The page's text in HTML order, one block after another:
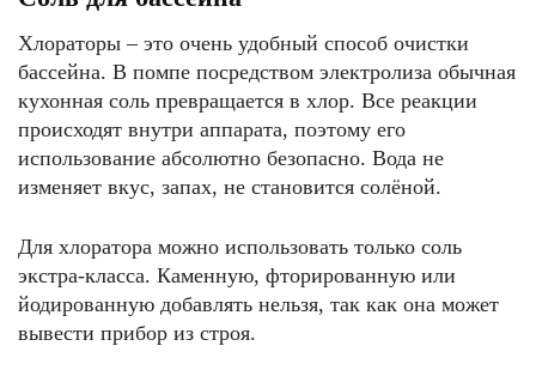
Хлораторы – это очень удобный способ очистки
бассейна. В помпе посредством электролиза обычная
кухонная соль превращается в хлор. Все реакции
происходят внутри аппарата, поэтому его
использование абсолютно безопасно. Вода не
изменяет вкус, запах, не становится солёной.
Для хлоратора можно использовать только соль
экстра-класса. Каменную, фторированную или
йодированную добавлять нельзя, так как она может
вывести прибор из строя.